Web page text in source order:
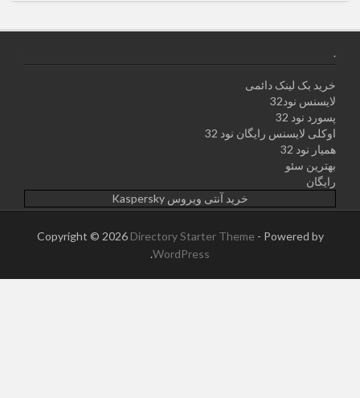
.
خرید بک لینک دائمی
لایسنس نود32
پسورد نود 32
اوکلی لایسنس رایگان نود 32
همیار نود 32
بهترین سئو
رایگان
خرید آنتی ویروس Kaspersky
Copyright © 2026 Directory Starter Theme - Powered by
WordPress
.